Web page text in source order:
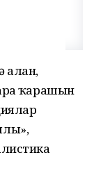
ҡарашын